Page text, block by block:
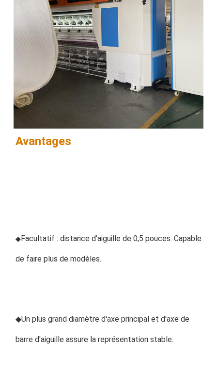
Avantages
◆Facultatif : distance d'aiguille de 0,5 pouces. Capable
de faire plus de modèles.
◆Un plus grand diamètre d'axe principal et d'axe de
barre d'aiguille assure la représentation stable.